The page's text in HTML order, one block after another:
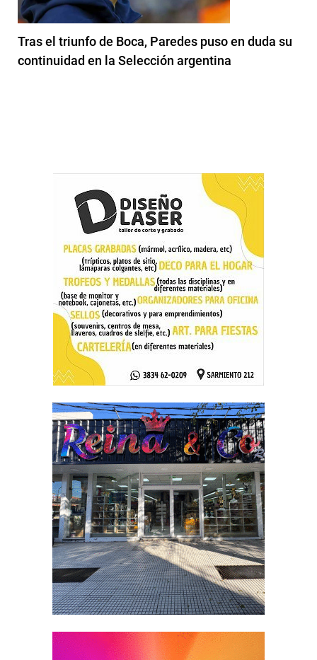
Tras el triunfo de Boca, Paredes puso en duda su
continuidad en la Selección argentina